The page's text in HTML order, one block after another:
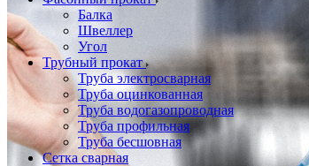
Балка
Швеллер
Угол
Трубный прокат
Труба электросварная
Труба оцинкованная
Труба водогазопроводная
Труба профильная
Труба бесшовная
Сетка сварная